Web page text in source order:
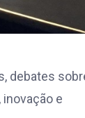
debates
e